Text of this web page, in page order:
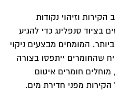
וזיהוי נקודות
סנפלינג כדי להגיע
המומחים מבצעים ניקוי
שהחומרים ייתפסו בצורה
מוחלים חומרים איטום
הקירות מפני חדירת מים.